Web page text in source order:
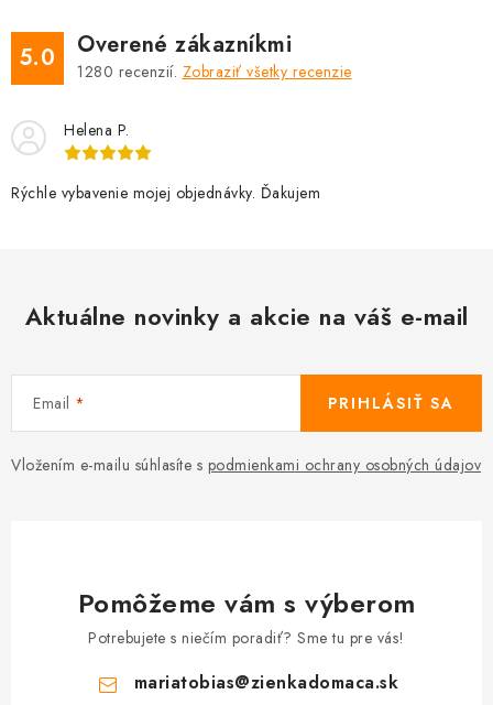
5.0 Overené zákazníkmi
1280 recenzií. Zobraziť všetky recenzie
Helena P.
Rýchle vybavenie mojej objednávky. Ďakujem
Aktuálne novinky a akcie na váš e-mail
Email
Vložením e-mailu súhlasíte s podmienkami ochrany osobných údajov
PRIHLÁSIŤ SA
Pomôžeme vám s výberom
Potrebujete s niečím poradiť? Sme tu pre vás!
mariatobias@zienkadomaca.sk